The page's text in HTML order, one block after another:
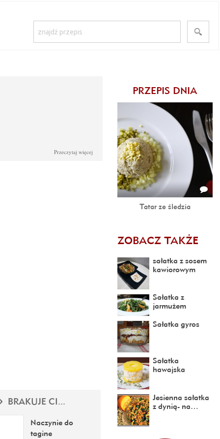
Przeczytaj więcej
BRAKUJE CI...
Naczynie do
tagine
PRZEPIS DNIA
Tatar ze śledzia
ZOBACZ TAKŻE
sałatka z sosem
kawiorowym
Sałatka z
jarmużem
Sałatka gyros
Sałatka
hawajska
Jesienna sałatka
z dynią- na…